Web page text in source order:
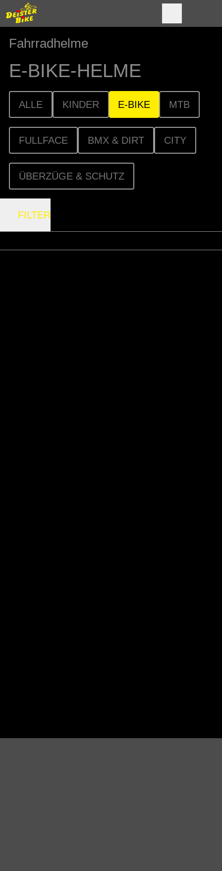
Fahrradhelme
E-BIKE-HELME
ALLE KINDER E-BIKE MTB
FULLFACE BMX & DIRT CITY
ÜBERZÜGE & SCHUTZ
FILTER